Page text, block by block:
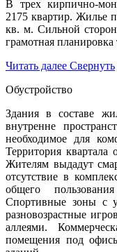
В трех кирпично-
2175 квартир. Жилье
кв. м. Сильной
грамотная планировка
Читать далее Свернуть
Обустройство
Здания в составе
внутренне
необходимое для
Территория квартала
Жителям выдадут
отсутствие в
общего
Спортивные зоны с
разновозрастные
аллеями.
помещения под